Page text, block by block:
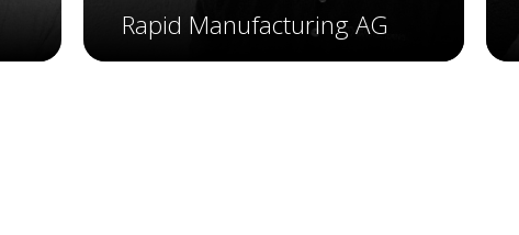
Rapid Manufacturing AG